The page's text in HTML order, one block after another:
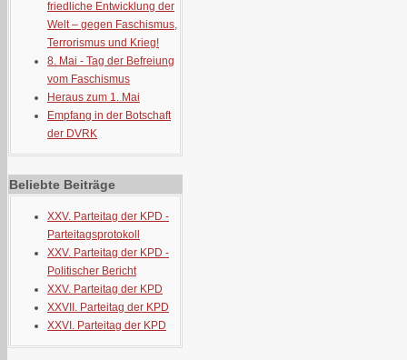
friedliche Entwicklung der
Welt – gegen Faschismus,
Terrorismus und Krieg!
8. Mai - Tag der Befreiung
vom Faschismus
Heraus zum 1. Mai
Empfang in der Botschaft
der DVRK
Beliebte Beiträge
XXV. Parteitag der KPD -
Parteitagsprotokoll
XXV. Parteitag der KPD -
Politischer Bericht
XXV. Parteitag der KPD
XXVII. Parteitag der KPD
XXVI. Parteitag der KPD